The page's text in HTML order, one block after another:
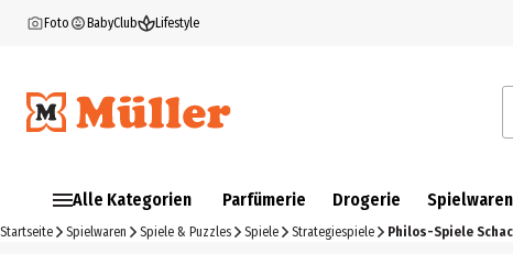
Foto BabyClub Lifestyle
Alle Kategorien Parfümerie Drogerie Spielwaren
Startseite Spielwaren Spiele & Puzzles Spiele Strategiespiele Philos-Spiele